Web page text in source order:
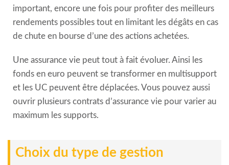
important, encore une fois pour profiter des meilleurs
rendements possibles tout en limitant les dégâts en cas
de chute en bourse d’une des actions achetées.
Une assurance vie peut tout à fait évoluer. Ainsi les
fonds en euro peuvent se transformer en multisupport
et les UC peuvent être déplacées. Vous pouvez aussi
ouvrir plusieurs contrats d’assurance vie pour varier au
maximum les supports.
Choix du type de gestion